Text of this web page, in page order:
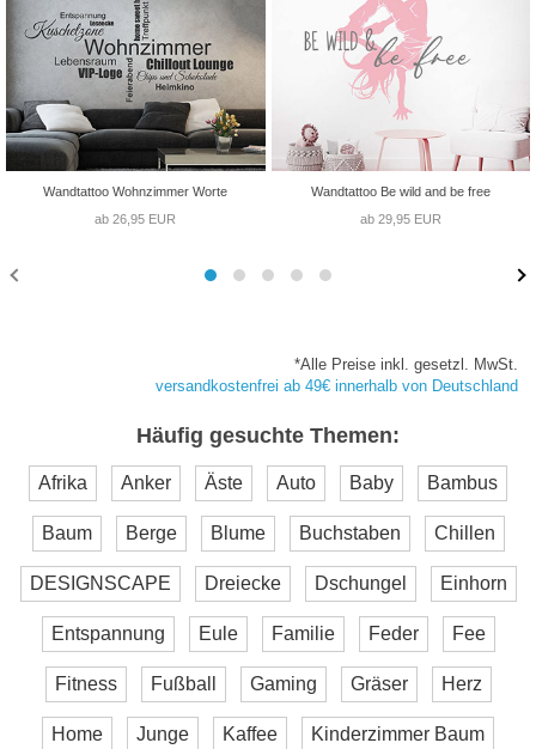
Wandtattoo Wohnzimmer Worte
ab 26,95 EUR
Wandtattoo Be wild and be free
ab 29,95 EUR
*Alle Preise inkl. gesetzl. MwSt.
versandkostenfrei ab 49€ innerhalb von Deutschland
Häufig gesuchte Themen:
Afrika Anker Äste Auto Baby Bambus
Baum Berge Blume Buchstaben Chillen
DESIGNSCAPE Dreiecke Dschungel Einhorn
Entspannung Eule Familie Feder Fee
Fitness Fußball Gaming Gräser Herz
Home Junge Kaffee Kinderzimmer Baum